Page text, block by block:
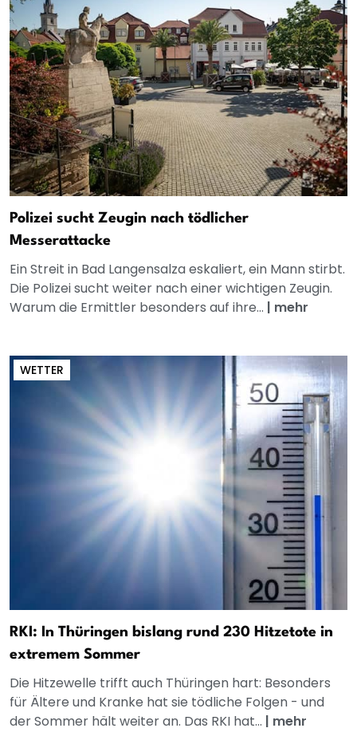
Polizei sucht Zeugin nach tödlicher
Messerattacke
Ein Streit in Bad Langensalza eskaliert, ein Mann stirbt.
Die Polizei sucht weiter nach einer wichtigen Zeugin.
Warum die Ermittler besonders auf ihre... | mehr
WETTER
RKI: In Thüringen bislang rund 230 Hitzetote in
extremem Sommer
Die Hitzewelle trifft auch Thüringen hart: Besonders
für Ältere und Kranke hat sie tödliche Folgen - und
der Sommer hält weiter an. Das RKI hat... | mehr